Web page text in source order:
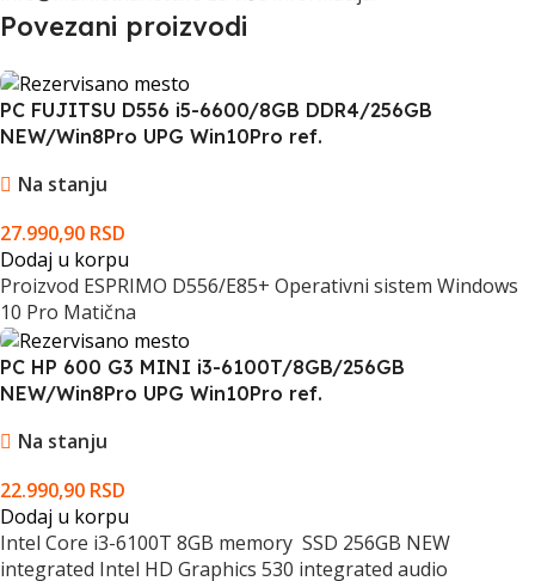
Povezani proizvodi
PC FUJITSU D556 i5-6600/8GB DDR4/256GB
NEW/Win8Pro UPG Win10Pro ref.
Na stanju
27.990,90 RSD
Dodaj u korpu
Proizvod ESPRIMO D556/E85+ Operativni sistem Windows
10 Pro Matična
PC HP 600 G3 MINI i3-6100T/8GB/256GB
NEW/Win8Pro UPG Win10Pro ref.
Na stanju
22.990,90 RSD
Dodaj u korpu
Intel Core i3-6100T 8GB memory SSD 256GB NEW
integrated Intel HD Graphics 530 integrated audio